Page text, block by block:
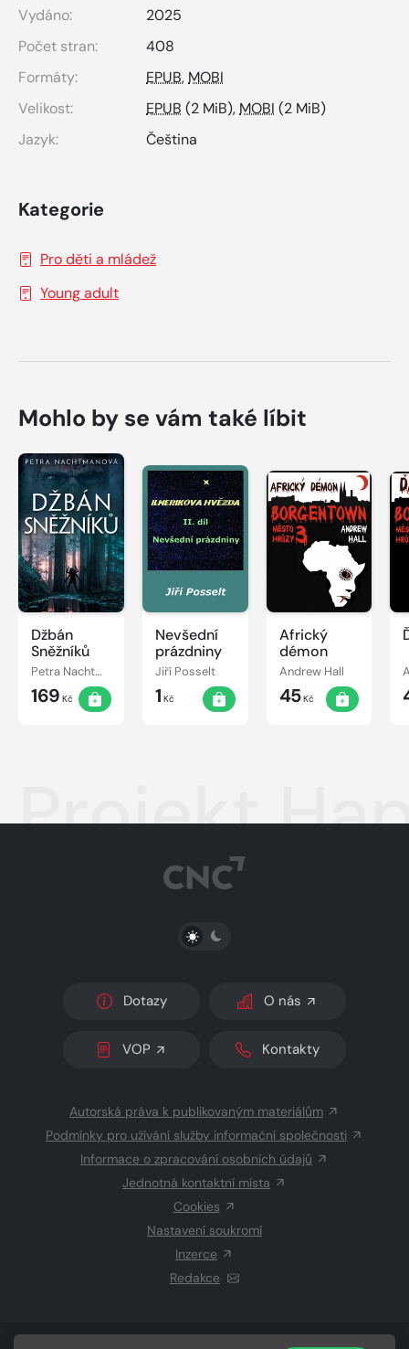
Vydáno:
2025
Počet stran:
408
Formáty:
EPUB, MOBI
Velikost:
EPUB (2 MiB), MOBI (2 MiB)
Jazyk:
Čeština
Kategorie
Pro děti a mládež
Young adult
Mohlo by se vám také líbit
Džbán
Sněžníků
Petra Nachtmanová
169 Kč
Nevšední
prázdniny
Jiří Posselt
1 Kč
Africký
démon
Andrew Hall
45Kč
Projekt
PŘEPNOUT SVĚTLÝ/TMAVÝ REŽIM
Dotazy O nás
VOP Kontakty
Autorská práva k publikovaným materiálům
Podmínky pro užívání služby informační společnosti
Informace o zpracování osobních údajů
Jednotná kontaktní místa
Cookies
Nastavení soukromí
Inzerce
Redakce